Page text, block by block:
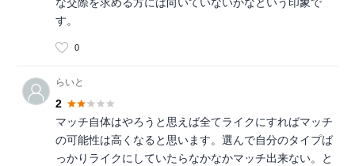
す。
0
らいと
2
マッチ自体はやろうと思えば全てライクにすればマッチ
の可能性は高くなると思います。選んで自分のタイプば
っかりライクにしていたらなかなかマッチ出来ない。と